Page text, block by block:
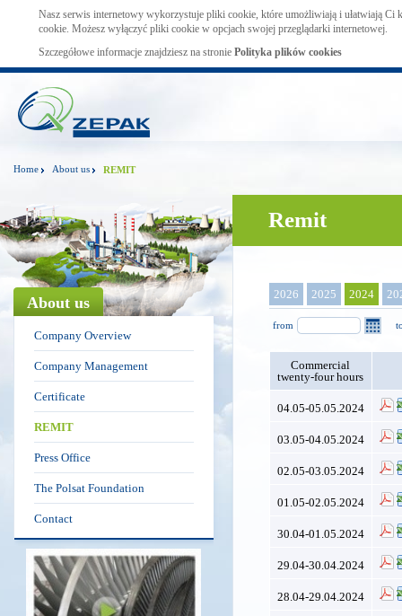
Nasz serwis internetowy wykorzystuje pliki cookie, które umożliwiają i ułatwiają Ci
cookie. Możesz wyłączyć pliki cookie w opcjach swojej przeglądarki internetowej.
Szczegółowe informacje znajdziesz na stronie Polityka plików cookies
Home About us REMIT
About us
Company Overview
Company Management
Certificate
REMIT
Press Office
The Polsat Foundation
Contact
Remit
2026 2025 2024
from
Commercial
twenty-four hours
04.05-05.05.2024
03.05-04.05.2024
02.05-03.05.2024
01.05-02.05.2024
30.04-01.05.2024
29.04-30.04.2024
28.04-29.04.2024